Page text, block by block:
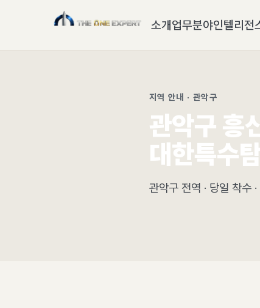
소개업무분야인텔리전
지역 안내 · 관악구
관악구 흥
대한특수
관악구 전역 · 당일 착수